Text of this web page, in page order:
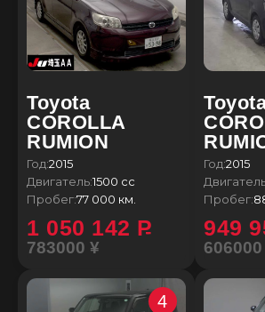
Toyota
COROLLA
RUMION
Год:2015
Двигатель:1500 сс
Пробег:77 000 км.
1 050 142 P
783000 ¥
Год:2015
Пробег:
949
606000
4